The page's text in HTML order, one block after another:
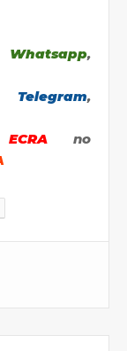
Whatsapp,
Telegram,
no